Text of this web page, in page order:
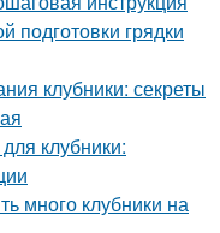
подготовки грядки
клубники: секреты
клубники:
много клубники на